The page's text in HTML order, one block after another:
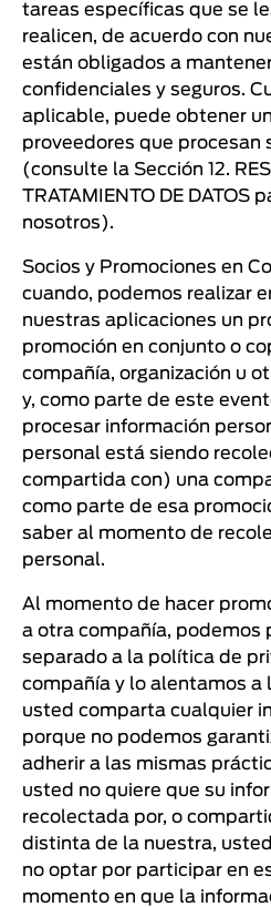
tareas específicas que se
realicen, de acuerdo con
están obligados a
confidenciales y seguros.
aplicable, puede obtener
proveedores que procesan
(consulte la Sección 12.
TRATAMIENTO DE DATOS
nosotros).
Socios y Promociones en
cuando, podemos realizar
nuestras aplicaciones un
promoción en conjunto o
compañía, organización u
y, como parte de este
procesar información
personal está siendo
compartida con) una
como parte de esa
saber al momento de
personal.
Al momento de hacer
a otra compañía, podemos
separado a la política de
compañía y lo alentamos a
usted comparta cualquier
porque no podemos
adherir a las mismas
usted no quiere que su
recolectada por, o
distinta de la nuestra,
no optar por participar en
momento en que la